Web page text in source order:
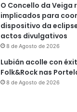
O Concello da Veiga
implicados para
dispositivo da
actos divulgativos
8 de Agosto de 2026
Lubián acolle con
Folk&Rock nas
8 de Agosto de 2026